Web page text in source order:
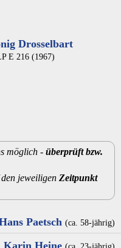
Drosselbart
E 216 (1967)
möglich - überprüft bzw.
jeweiligen Zeitpunkt
Paetsch (ca. 58‑jährig)
Karin Heine (ca. 23‑jährig)